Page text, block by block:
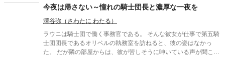
今夜は帰さない～憧れの騎士団長と濃厚な一夜を
澤谷弥（さわたに わたる）
ラウニは騎士団で働く事務官である。 そんな彼女が仕事で第五騎
士団団長であるオリベルの執務室を訪ねると、彼の姿はなかっ
た。 だが隣の部屋からは、彼が苦しそうに呻いている声が聞こえ